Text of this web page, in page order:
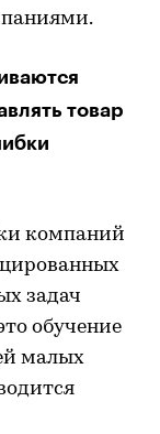
товар
компаний
задач
обучение
малых